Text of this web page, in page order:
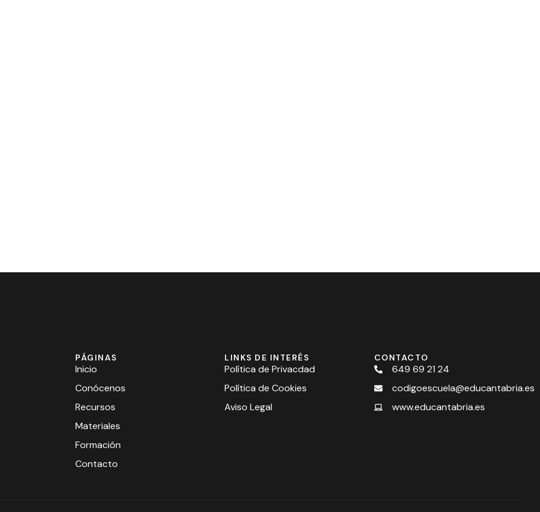
PÁGINAS
Inicio
Conócenos
Recursos
Materiales
Formación
Contacto
LINKS DE INTERÉS
Política de Privacdad
Política de Cookies
Aviso Legal
CONTACTO
649 69 21 24
codigoescuela@educantabria.es
www.educantabria.es